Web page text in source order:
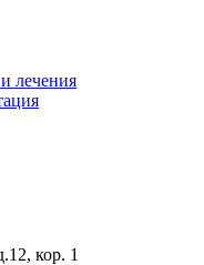
лечения
кор. 1